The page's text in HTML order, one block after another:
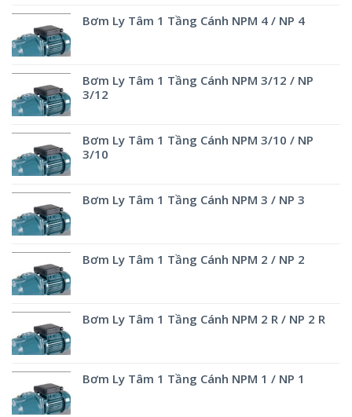
Bơm Ly Tâm 1 Tầng Cánh NPM 4 / NP 4
Bơm Ly Tâm 1 Tầng Cánh NPM 3/12 / NP
3/12
Bơm Ly Tâm 1 Tầng Cánh NPM 3/10 / NP
3/10
Bơm Ly Tâm 1 Tầng Cánh NPM 3 / NP 3
Bơm Ly Tâm 1 Tầng Cánh NPM 2 / NP 2
Bơm Ly Tâm 1 Tầng Cánh NPM 2 R / NP 2 R
Bơm Ly Tâm 1 Tầng Cánh NPM 1 / NP 1